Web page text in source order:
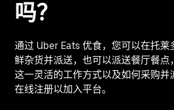
吗？
通过 Uber Eats 优食，您可以在托莱
鲜杂货并派送，也可以派送餐厅餐点
这一灵活的工作方式以及如何采购并
在线注册以加入平台。